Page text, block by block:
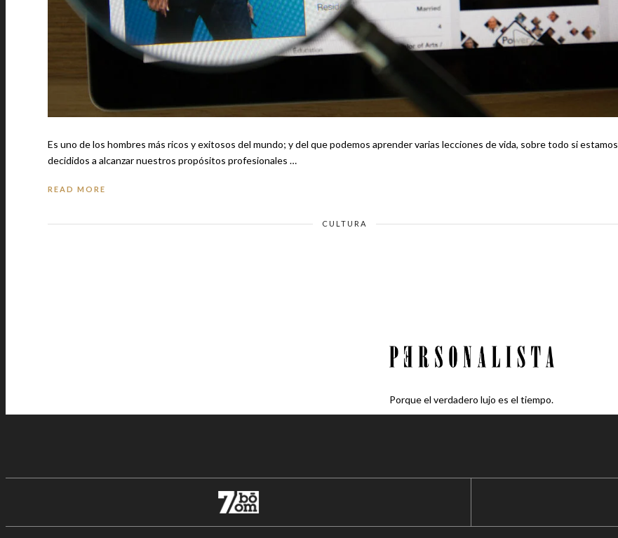
Es uno de los hombres más ricos y exitosos del mundo; y del que podemos aprender varias lecciones de vida, sobre todo si estamos
decididos a alcanzar nuestros propósitos profesionales …
READ MORE
CULTURA
Porque el verdadero lujo es el tiempo.